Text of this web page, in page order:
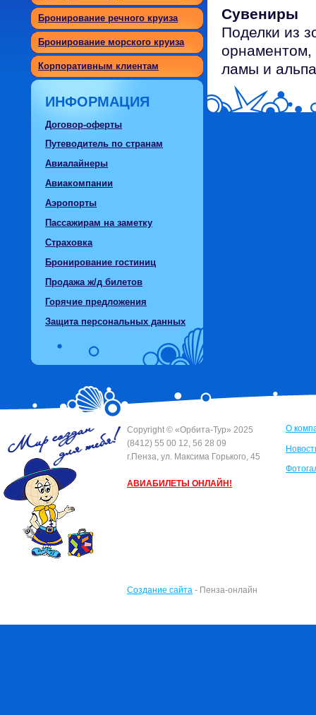
Бронирование речного круиза
Бронирование морского круиза
Корпоративным клиентам
ИНФОРМАЦИЯ
Договор-оферты
Путеводитель по странам
Авиалайнеры
Авиакомпании
Аэропорты
Пассажирам на заметку
Страховка
Бронирование гостиниц
Продажа ж/д билетов
Горячие предложения
Защита персональных данных
Сувениры
Поделки из
орнаментом,
ламы и
Сopyright © «Орбита-Тур» 2025
(8412) 55 00 12, 56 28 09
г.Пенза, ул. Максима Горького, 45
АВИАБИЛЕТЫ ОНЛАЙН!
Создание сайта - Пенза-онлайн
О